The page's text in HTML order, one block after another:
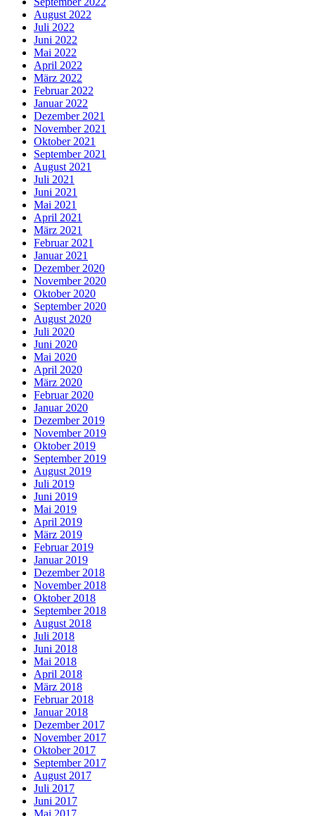
August 2022
Juli 2022
Juni 2022
Mai 2022
April 2022
März 2022
Februar 2022
Januar 2022
Dezember 2021
November 2021
Oktober 2021
September 2021
August 2021
Juli 2021
Juni 2021
Mai 2021
April 2021
März 2021
Februar 2021
Januar 2021
Dezember 2020
November 2020
Oktober 2020
September 2020
August 2020
Juli 2020
Juni 2020
Mai 2020
April 2020
März 2020
Februar 2020
Januar 2020
Dezember 2019
November 2019
Oktober 2019
September 2019
August 2019
Juli 2019
Juni 2019
Mai 2019
April 2019
März 2019
Februar 2019
Januar 2019
Dezember 2018
November 2018
Oktober 2018
September 2018
August 2018
Juli 2018
Juni 2018
Mai 2018
April 2018
März 2018
Februar 2018
Januar 2018
Dezember 2017
November 2017
Oktober 2017
September 2017
August 2017
Juli 2017
Juni 2017
Mai 2017